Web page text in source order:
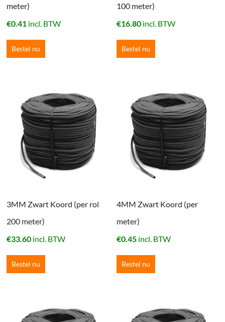
meter)
€0.41 incl. BTW
Bestel nu
100 meter)
€16.80 incl. BTW
Bestel nu
3MM Zwart Koord (per rol
200 meter)
€33.60 incl. BTW
Bestel nu
4MM Zwart Koord (per
meter)
€0.45 incl. BTW
Bestel nu